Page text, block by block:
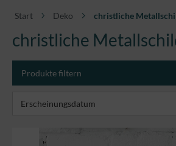
Produkte filtern
Start Deko christliche
christliche